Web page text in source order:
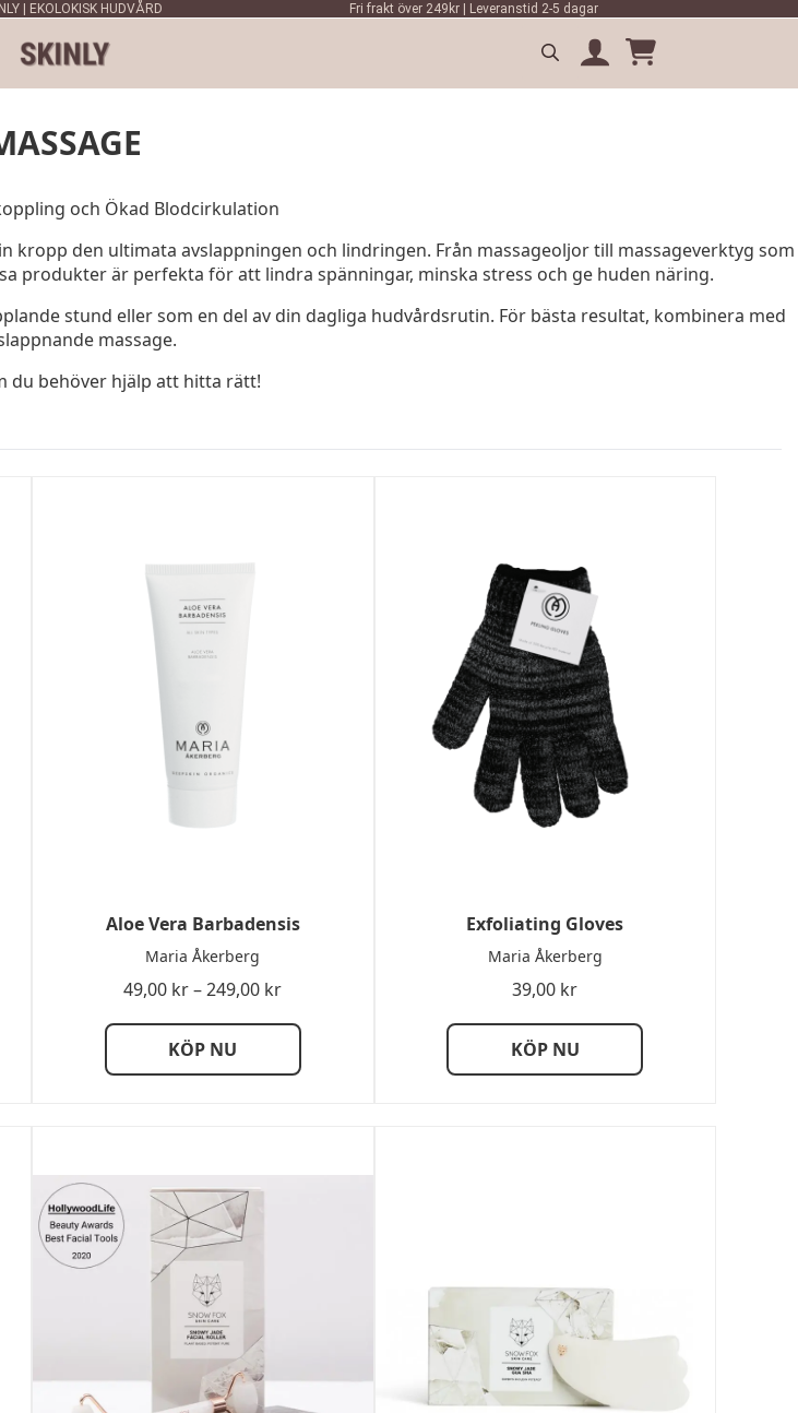
| EKOLOKISK HUDVÅRD Fri frakt över 249kr | Leveranstid 2-5 dagar
Search
och Ökad Blodcirkulation
den ultimata avslappningen och lindringen. Från massageoljor till massageverktyg som
produkter är perfekta för att lindra spänningar, minska stress och ge huden näring.
stund eller som en del av din dagliga hudvårdsrutin. För bästa resultat, kombinera med
massage.
du behöver hjälp att hitta rätt!
Aloe Vera Barbadensis
Maria Åkerberg
49,00 kr–249,00 krPrisintervall:
till
KÖP NU
Exfoliating Gloves
Maria Åkerberg
39,00 kr
KÖP NU